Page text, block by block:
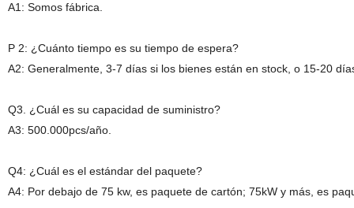
A1: Somos fábrica.
P 2: ¿Cuánto tiempo es su tiempo de espera?
A2: Generalmente, 3-7 días si los bienes están en stock, o 15-20
Q3. ¿Cuál es su capacidad de suministro?
A3: 500.000pcs/año.
Q4: ¿Cuál es el estándar del paquete?
A4: Por debajo de 75 kw, es paquete de cartón; 75kW y más, es